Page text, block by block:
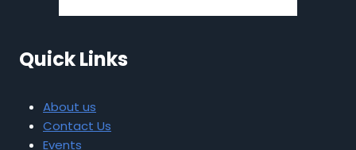
Quick Links
About us
Contact Us
Events